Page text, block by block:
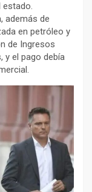
estado.
además de
en petróleo y
de Ingresos
y el pago debía